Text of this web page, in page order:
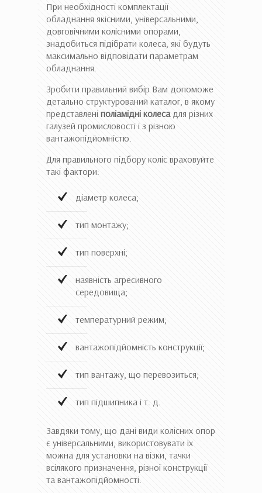
При необхідності комплектації
обладнання якісними, універсальними,
довговічними колісними опорами,
знадобиться підібрати колеса, які будуть
максимально відповідати параметрам
обладнання.
Зробити правильний вибір Вам допоможе
детально структурований каталог, в якому
представлені поліамідні колесадля різних
галузей промисловості і з різною
вантажопідйомністю.
Для правильного підбору коліс враховуйте
такі фактори:
діаметр колеса;
тип монтажу;
тип поверхні;
наявність агресивного
середовища;
температурний режим;
вантажопідйомність конструкції;
тип вантажу, що перевозиться;
тип підшипника і т. д.
Завдяки тому, що дані види колісних опор
є універсальними, використовувати їх
можна для установки на візки, тачки
всілякого призначення, різної конструкції
та вантажопідйомності.